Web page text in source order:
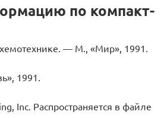
по компакт-
— М., «Мир», 1991.
1991.
Inc. Распространяется в файле